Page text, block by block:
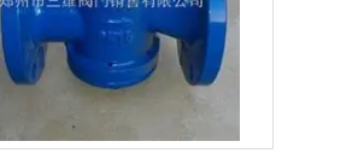
安全阀